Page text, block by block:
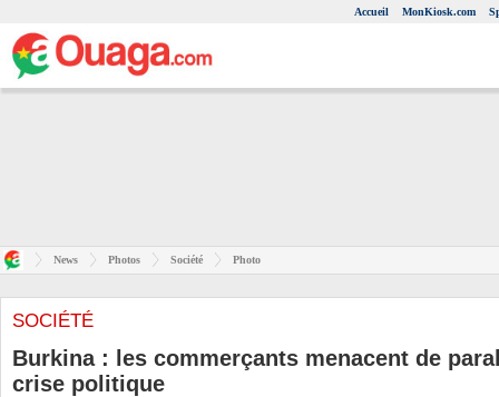
Accueil MonKiosk.com
News Photos Société Photo
SOCIÉTÉ
Burkina : les commerçants menacent de
crise politique